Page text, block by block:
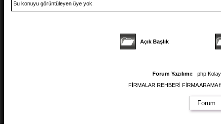
Bu konuyu görüntüleyen üye yok.
Açık Başlık
Forum Yazılımı:
php
FİRMALAR REHBERİ FİRMA
Forum